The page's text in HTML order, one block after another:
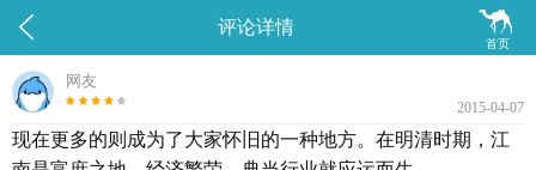
 
首页
评论详情
网友
2015-04-07
现在更多的则成为了大家怀旧的一种地方。在明清时期，江